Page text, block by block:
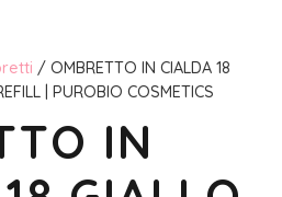
/ OMBRETTO IN CIALDA 18
| PUROBIO COSMETICS
IN